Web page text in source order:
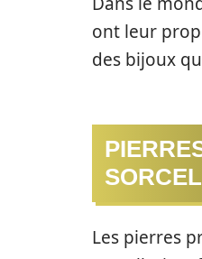
ont leur
des bijoux
Les pierres